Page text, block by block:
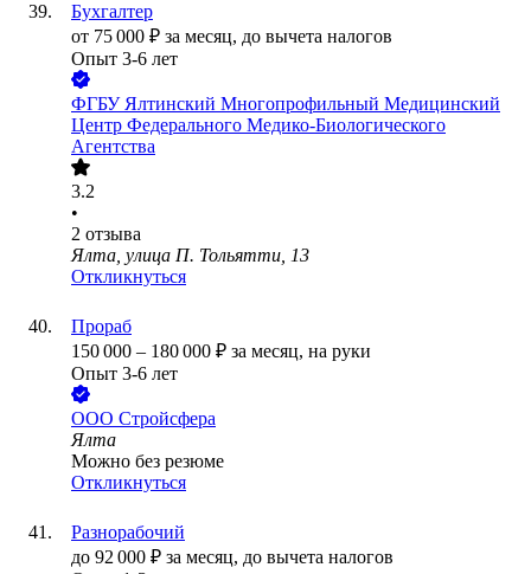
Бухгалтер
от 75 000 ₽ за месяц, до вычета налогов
Опыт 3-6 лет
ФГБУ Ялтинский Многопрофильный Медицинский
Центр Федерального Медико-Биологического
Агентства
3.2
•
2 отзыва
Ялта, улица П. Тольятти, 13
Откликнуться
Прораб
150 000 – 180 000 ₽ за месяц, на руки
Опыт 3-6 лет
ООО Стройсфера
Ялта
Можно без резюме
Откликнуться
Разнорабочий
до 92 000 ₽ за месяц, до вычета налогов